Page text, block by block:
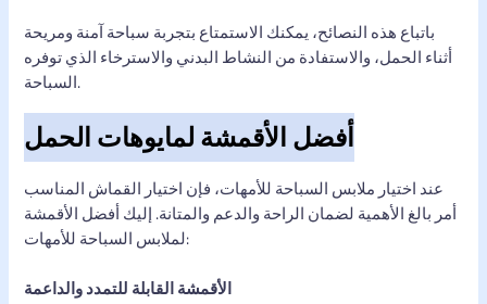
باتباع هذه النصائح، يمكنك الاستمتاع بتجربة سباحة آمنة ومريحة
أثناء الحمل، والاستفادة من النشاط البدني والاسترخاء الذي توفره
السباحة.
أفضل الأقمشة لمايوهات الحمل
عند اختيار ملابس السباحة للأمهات، فإن اختيار القماش المناسب
أمر بالغ الأهمية لضمان الراحة والدعم والمتانة. إليك أفضل الأقمشة
لملابس السباحة للأمهات:
الأقمشة القابلة للتمدد والداعمة